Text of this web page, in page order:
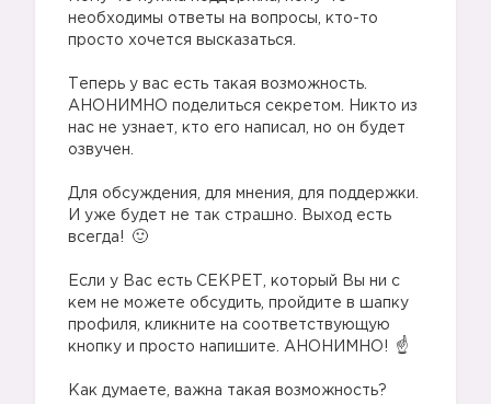
необходимы ответы на вопросы, кто-то
просто хочется высказаться.
Теперь у вас есть такая возможность.
АНОНИМНО поделиться секретом. Никто из
нас не узнает, кто его написал, но он будет
озвучен.
Для обсуждения, для мнения, для поддержки.
И уже будет не так страшно. Выход есть
всегда!
Если у Вас есть СЕКРЕТ, который Вы ни с
кем не можете обсудить, пройдите в шапку
профиля, кликните на соответствующую
кнопку и просто напишите. АНОНИМНО!
Как думаете, важна такая возможность?